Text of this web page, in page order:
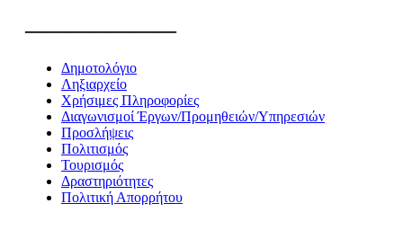
———————
Δημοτολόγιο
Ληξιαρχείο
Χρήσιμες Πληροφορίες
Διαγωνισμοί Έργων/Προμηθειών/Υπηρεσιών
Προσλήψεις
Πολιτισμός
Τουρισμός
Δραστηριότητες
Πολιτική Απορρήτου